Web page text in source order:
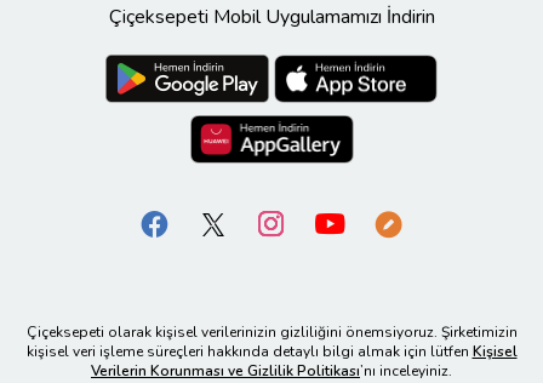
Çiçeksepeti Mobil Uygulamamızı İndirin
Çiçeksepeti olarak kişisel verilerinizin gizliliğini önemsiyoruz. Şirketimizin
kişisel veri işleme süreçleri hakkında detaylı bilgi almak için lütfen Kişisel
Verilerin Korunması ve Gizlilik Politikası’nı inceleyiniz.